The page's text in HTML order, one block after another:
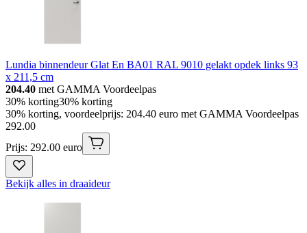
Lundia binnendeur Glat En BA01 RAL 9010 gelakt opdek links 93
x 211,5 cm
204.40 met GAMMA Voordeelpas
30% korting30% korting
30% korting, voordeelprijs: 204.40 euro met GAMMA Voordeelpas
292.00
Prijs: 292.00 euro
Bekijk alles in draaideur